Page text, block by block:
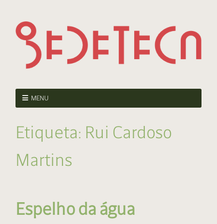
MENU
Etiqueta: Rui Cardoso
Martins
Espelho da água